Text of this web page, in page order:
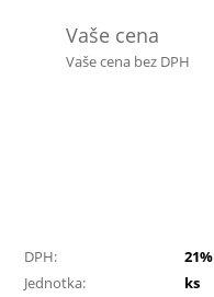
Vaše cena
Vaše cena bez DPH
DPH:
21%
Jednotka:
ks